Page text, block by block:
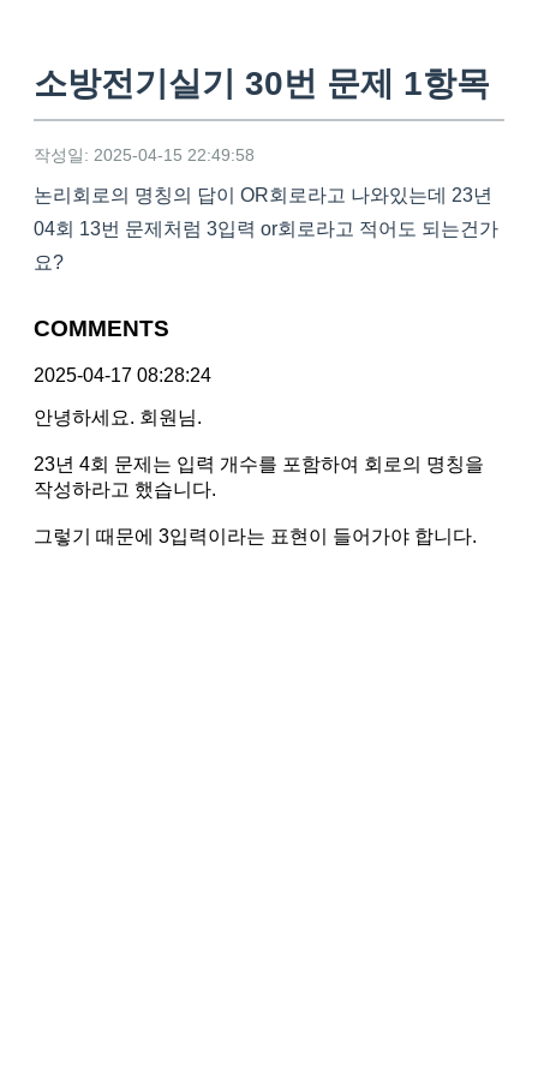
소방전기실기 30번 문제 1항목
작성일: 2025-04-15 22:49:58
논리회로의 명칭의 답이 OR회로라고 나와있는데 23년
04회 13번 문제처럼 3입력 or회로라고 적어도 되는건가
요?
COMMENTS
2025-04-17 08:28:24
안녕하세요. 회원님.
23년 4회 문제는 입력 개수를 포함하여 회로의 명칭을
작성하라고 했습니다.
그렇기 때문에 3입력이라는 표현이 들어가야 합니다.